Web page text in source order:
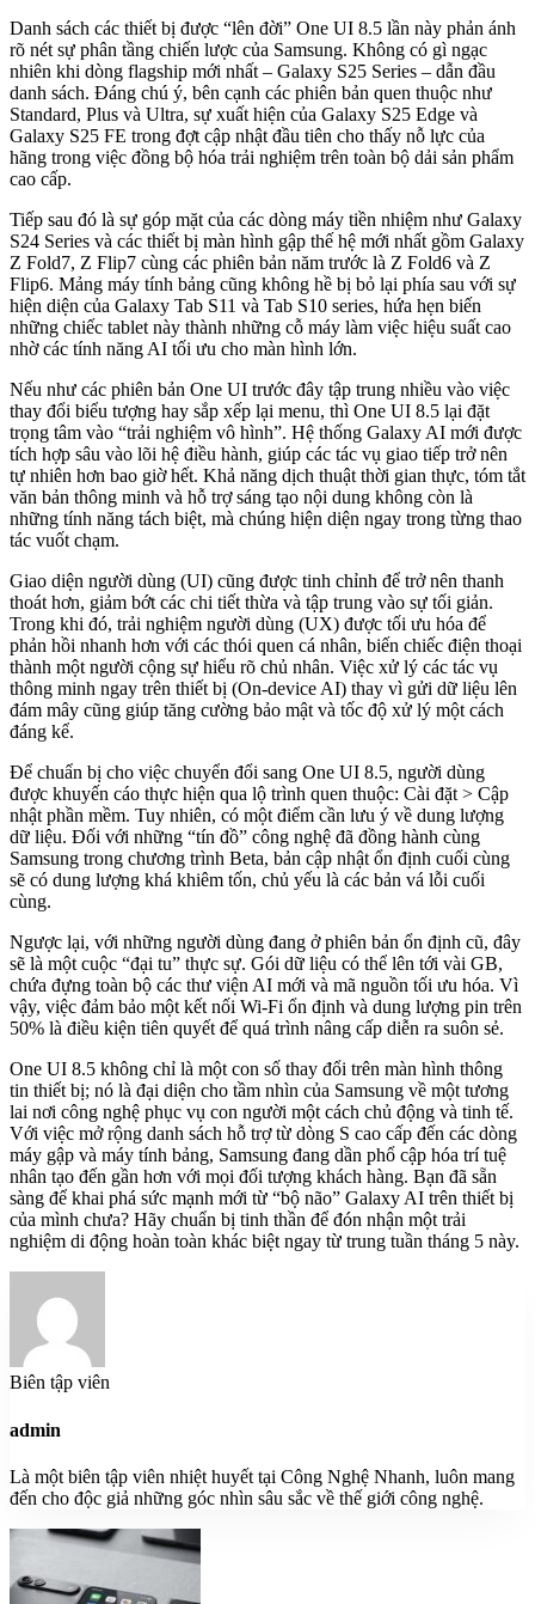
Danh sách các thiết bị được “lên đời” One UI 8.5 lần này phản ánh
rõ nét sự phân tầng chiến lược của Samsung. Không có gì ngạc
nhiên khi dòng flagship mới nhất – Galaxy S25 Series – dẫn đầu
danh sách. Đáng chú ý, bên cạnh các phiên bản quen thuộc như
Standard, Plus và Ultra, sự xuất hiện của Galaxy S25 Edge và
Galaxy S25 FE trong đợt cập nhật đầu tiên cho thấy nỗ lực của
hãng trong việc đồng bộ hóa trải nghiệm trên toàn bộ dải sản phẩm
cao cấp.
Tiếp sau đó là sự góp mặt của các dòng máy tiền nhiệm như Galaxy
S24 Series và các thiết bị màn hình gập thế hệ mới nhất gồm Galaxy
Z Fold7, Z Flip7 cùng các phiên bản năm trước là Z Fold6 và Z
Flip6. Mảng máy tính bảng cũng không hề bị bỏ lại phía sau với sự
hiện diện của Galaxy Tab S11 và Tab S10 series, hứa hẹn biến
những chiếc tablet này thành những cỗ máy làm việc hiệu suất cao
nhờ các tính năng AI tối ưu cho màn hình lớn.
Nếu như các phiên bản One UI trước đây tập trung nhiều vào việc
thay đổi biểu tượng hay sắp xếp lại menu, thì One UI 8.5 lại đặt
trọng tâm vào “trải nghiệm vô hình”. Hệ thống Galaxy AI mới được
tích hợp sâu vào lõi hệ điều hành, giúp các tác vụ giao tiếp trở nên
tự nhiên hơn bao giờ hết. Khả năng dịch thuật thời gian thực, tóm tắt
văn bản thông minh và hỗ trợ sáng tạo nội dung không còn là
những tính năng tách biệt, mà chúng hiện diện ngay trong từng thao
tác vuốt chạm.
Giao diện người dùng (UI) cũng được tinh chỉnh để trở nên thanh
thoát hơn, giảm bớt các chi tiết thừa và tập trung vào sự tối giản.
Trong khi đó, trải nghiệm người dùng (UX) được tối ưu hóa để
phản hồi nhanh hơn với các thói quen cá nhân, biến chiếc điện thoại
thành một người cộng sự hiểu rõ chủ nhân. Việc xử lý các tác vụ
thông minh ngay trên thiết bị (On-device AI) thay vì gửi dữ liệu lên
đám mây cũng giúp tăng cường bảo mật và tốc độ xử lý một cách
đáng kể.
Để chuẩn bị cho việc chuyển đổi sang One UI 8.5, người dùng
được khuyến cáo thực hiện qua lộ trình quen thuộc: Cài đặt > Cập
nhật phần mềm. Tuy nhiên, có một điểm cần lưu ý về dung lượng
dữ liệu. Đối với những “tín đồ” công nghệ đã đồng hành cùng
Samsung trong chương trình Beta, bản cập nhật ổn định cuối cùng
sẽ có dung lượng khá khiêm tốn, chủ yếu là các bản vá lỗi cuối
cùng.
Ngược lại, với những người dùng đang ở phiên bản ổn định cũ, đây
sẽ là một cuộc “đại tu” thực sự. Gói dữ liệu có thể lên tới vài GB,
chứa đựng toàn bộ các thư viện AI mới và mã nguồn tối ưu hóa. Vì
vậy, việc đảm bảo một kết nối Wi-Fi ổn định và dung lượng pin trên
50% là điều kiện tiên quyết để quá trình nâng cấp diễn ra suôn sẻ.
One UI 8.5 không chỉ là một con số thay đổi trên màn hình thông
tin thiết bị; nó là đại diện cho tầm nhìn của Samsung về một tương
lai nơi công nghệ phục vụ con người một cách chủ động và tinh tế.
Với việc mở rộng danh sách hỗ trợ từ dòng S cao cấp đến các dòng
máy gập và máy tính bảng, Samsung đang dần phổ cập hóa trí tuệ
nhân tạo đến gần hơn với mọi đối tượng khách hàng. Bạn đã sẵn
sàng để khai phá sức mạnh mới từ “bộ não” Galaxy AI trên thiết bị
của mình chưa? Hãy chuẩn bị tinh thần để đón nhận một trải
nghiệm di động hoàn toàn khác biệt ngay từ trung tuần tháng 5 này.
Biên tập viên
admin
Là một biên tập viên nhiệt huyết tại Công Nghệ Nhanh, luôn mang
đến cho độc giả những góc nhìn sâu sắc về thế giới công nghệ.